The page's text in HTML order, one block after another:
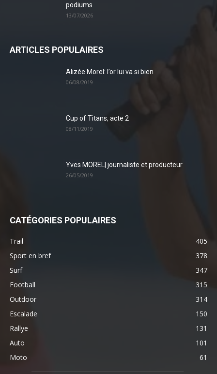
podiums
13/07/2026
ARTICLES POPULAIRES
Alizée Morel: l’or lui va si bien
06/08/2019
Cup of Titans, acte 2
08/11/2019
Yves MOREL| journaliste et producteur
26/05/2019
CATÉGORIES POPULAIRES
Trail
405
Sport en bref
378
Surf
347
Football
315
Outdoor
314
Escalade
150
Rallye
131
Auto
101
Moto
61